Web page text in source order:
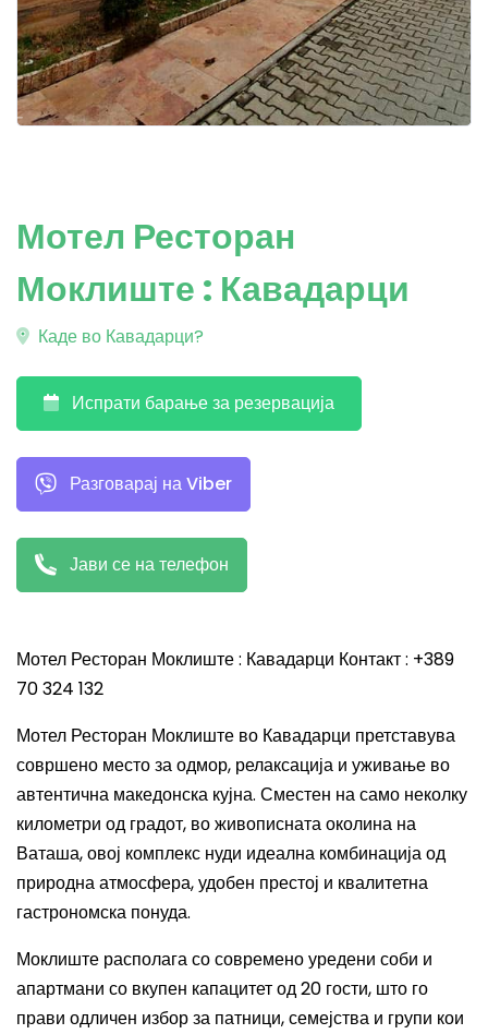
Мотел Ресторан
Моклиште : Кавадарци
Каде во Кавадарци?
Испрати барање за резервација
Разговарај на Viber
Јави се на телефон
Мотел Ресторан Моклиште : Кавадарци Контакт : +389
70 324 132
Мотел Ресторан Моклиште во Кавадарци претставува
совршено место за одмор, релаксација и уживање во
автентична македонска кујна. Сместен на само неколку
километри од градот, во живописната околина на
Ваташа, овој комплекс нуди идеална комбинација од
природна атмосфера, удобен престој и квалитетна
гастрономска понуда.
Моклиште располага со современо уредени соби и
апартмани со вкупен капацитет од 20 гости, што го
прави одличен избор за патници, семејства и групи кои